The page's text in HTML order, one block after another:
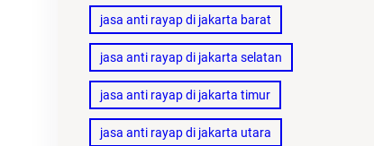
jasa anti rayap di jakarta barat
jasa anti rayap di jakarta selatan
jasa anti rayap di jakarta timur
jasa anti rayap di jakarta utara